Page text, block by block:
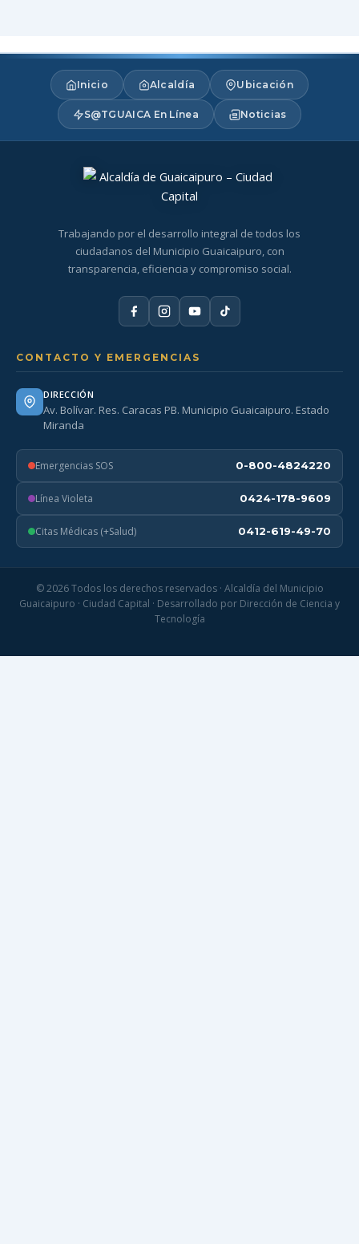
Inicio Alcaldía Ubicación
S@TGUAICA En Línea Noticias
Trabajando por el desarrollo integral de todos los
ciudadanos del Municipio Guaicaipuro, con
transparencia, eficiencia y compromiso social.
CONTACTO Y EMERGENCIAS
DIRECCIÓN
Av. Bolívar. Res. Caracas PB. Municipio Guaicaipuro. Estado
Miranda
Emergencias SOS 0-800-4824220
Línea Violeta 0424-178-9609
Citas Médicas (+Salud) 0412-619-49-70
© 2026 Todos los derechos reservados · Alcaldía del Municipio
Guaicaipuro · Ciudad Capital · Desarrollado por Dirección de Ciencia y
Tecnología